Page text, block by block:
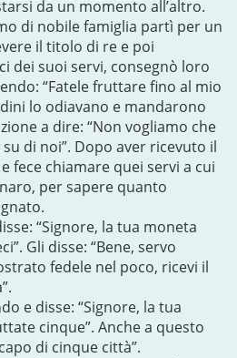
da un momento all’altro.
di nobile famiglia partì per un
il titolo di re e poi
dei suoi servi, consegnò loro
“Fatele fruttare fino al mio
lo odiavano e mandarono
a dire: “Non vogliamo che
di noi”. Dopo aver ricevuto il
fece chiamare quei servi a cui
per sapere quanto
“Signore, la tua moneta
Gli disse: “Bene, servo
fedele nel poco, ricevi il
e disse: “Signore, la tua
cinque”. Anche a questo
di cinque città”.